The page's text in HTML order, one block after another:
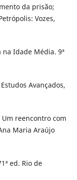
da prisão;
Vozes,
na Idade Média. 9ª
Avançados,
Um reencontro com
Maria Araújo
ed. Rio de